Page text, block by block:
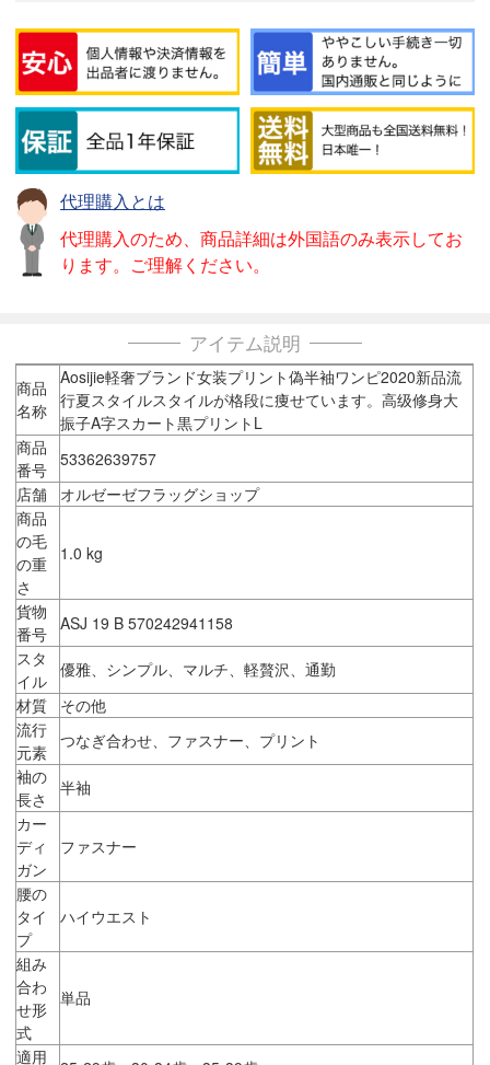
代理購入とは
代理購入のため、商品詳細は外国語のみ表示してお
ります。ご理解ください。
アイテム説明
商品
名称
Aosijie軽奢ブランド女装プリント偽半袖ワンピ2020新品流
行夏スタイルスタイルが格段に痩せています。高级修身大
振子A字スカート黒プリントL
商品
番号
53362639757
店舗
オルゼーゼフラッグショップ
商品
の毛
の重
さ
1.0 kg
貨物
番号
ASJ 19 B 570242941158
スタ
イル
優雅、シンプル、マルチ、軽贅沢、通勤
材質
その他
流行
元素
つなぎ合わせ、ファスナー、プリント
袖の
長さ
半袖
カー
ディ
ガン
ファスナー
腰の
タイ
プ
ハイウエスト
組み
合わ
せ形
式
単品
適用